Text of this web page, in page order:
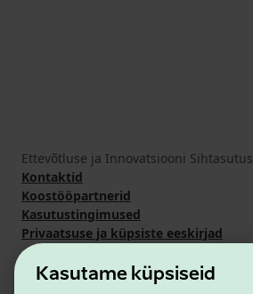
Kasutame küpsiseid
Ettevõtluse ja Innovatsiooni Sihtasutus
Kontaktid
Koostööpartnerid
Kasutustingimused
Privaatsuse ja küpsiste eeskirjad